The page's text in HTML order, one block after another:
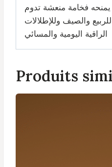
يمنحه فخامة منعشة تدوم
والصيف وللإطلالات
الراقية اليومية والمسائي
Produits